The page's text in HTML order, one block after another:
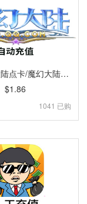
腾讯魔幻大陆点卡/魔幻大陆10元10Q币100元宝卡|10Q币 海外充值 自动充值[自动发货]
$1.86
1041 已购